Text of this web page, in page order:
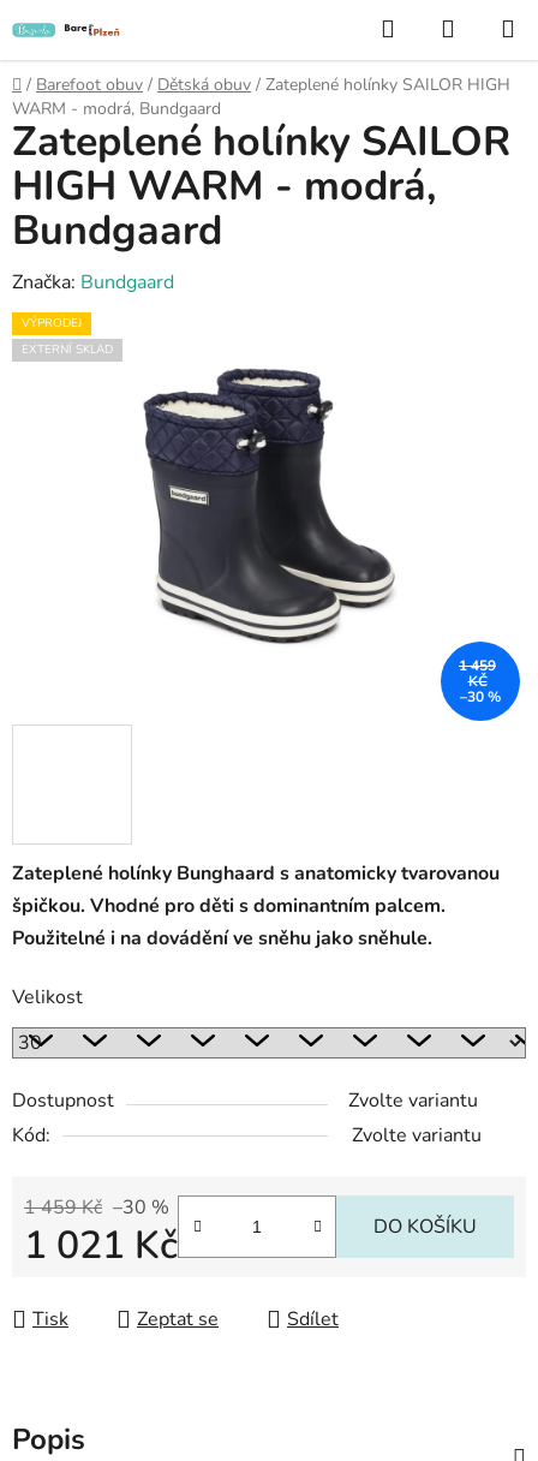
na
obsah
Hledat
KOŠÍK
Domů
/ Barefoot obuv / Dětská obuv / Zateplené holínky SAILOR HIGH
WARM - modrá, Bundgaard
Zateplené holínky Bunghaard s anatomicky tvarovanou
špičkou. Vhodné pro děti s dominantním palcem.
Použitelné i na dovádění ve sněhu jako sněhule.
Velikost
Dostupnost
Zvolte variantu
Kód:
Zvolte variantu
1 459 Kč –30 %
1 021 Kč DO KOŠÍKU
Tisk Zeptat se Sdílet
Zateplené holínky SAILOR
HIGH WARM - modrá,
Bundgaard
Značka: Bundgaard
VÝPRODEJ
EXTERNÍ SKLAD
1 459
KČ
–30 %
Popis